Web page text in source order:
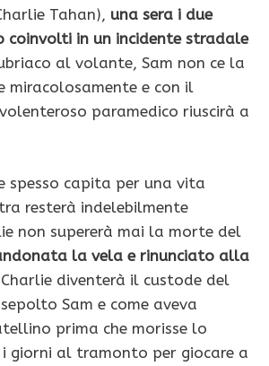
Tahan), una sera i due
coinvolti in un incidente stradale
al volante, Sam non ce la
miracolosamente e con il
paramedico riuscirà a
spesso capita per una vita
resterà indelebilmente
non supererà mai la morte del
la vela e rinunciato alla
Charlie diventerà il custode del
Sam e come aveva
prima che morisse lo
giorni al tramonto per giocare a